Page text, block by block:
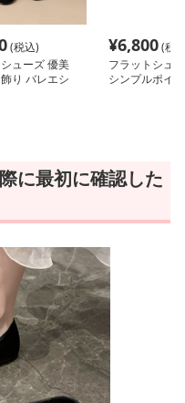
(税込)
ューズ 優美
り バレエシ
¥6,800(税
フラットシュ
シンプルポイ
に最初に確認した